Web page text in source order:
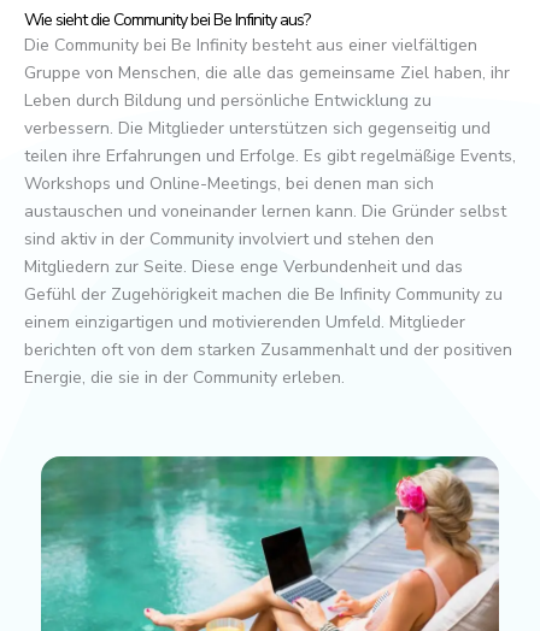
Wie sieht die Community bei Be Infinity aus?
Die Community bei Be Infinity besteht aus einer vielfältigen
Gruppe von Menschen, die alle das gemeinsame Ziel haben, ihr
Leben durch Bildung und persönliche Entwicklung zu
verbessern. Die Mitglieder unterstützen sich gegenseitig und
teilen ihre Erfahrungen und Erfolge. Es gibt regelmäßige Events,
Workshops und Online-Meetings, bei denen man sich
austauschen und voneinander lernen kann. Die Gründer selbst
sind aktiv in der Community involviert und stehen den
Mitgliedern zur Seite. Diese enge Verbundenheit und das
Gefühl der Zugehörigkeit machen die Be Infinity Community zu
einem einzigartigen und motivierenden Umfeld. Mitglieder
berichten oft von dem starken Zusammenhalt und der positiven
Energie, die sie in der Community erleben.